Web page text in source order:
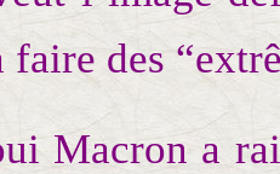
faire des
Macron a